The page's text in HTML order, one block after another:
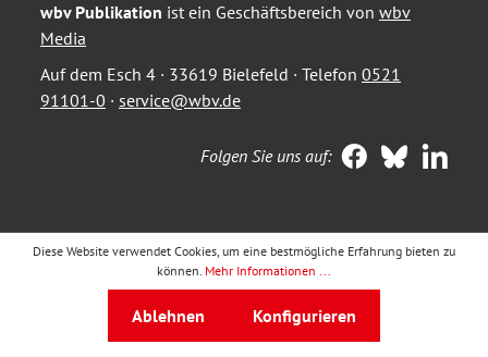
wbv Publikation ist ein Geschäftsbereich von wbv
Media
Auf dem Esch 4 · 33619 Bielefeld · Telefon 0521
91101-0 · service@wbv.de
Folgen Sie uns auf:
Diese Website verwendet Cookies, um eine bestmögliche Erfahrung bieten zu
können. Mehr Informationen ...
Ablehnen Konfigurieren